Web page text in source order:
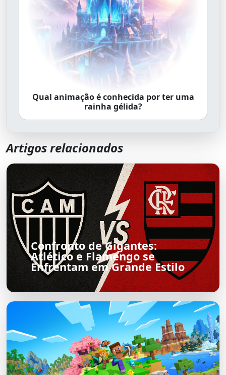
Qual animação é conhecida por ter uma
rainha gélida?
Artigos relacionados
Confronto de Gigantes:
Atlético e Flamengo se
Enfrentam em Grande Estilo